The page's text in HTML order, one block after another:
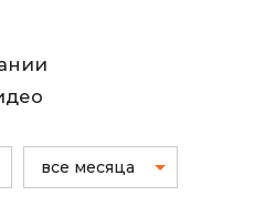
все месяца